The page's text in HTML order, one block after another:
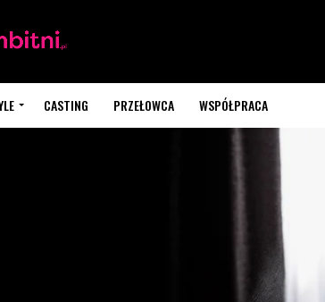
CASTING PRZEŁOWCA WSPÓŁPRACA